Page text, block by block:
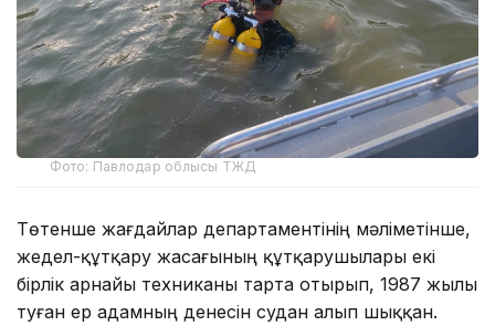
Фото: Павлодар облысы ТЖД
Төтенше жағдайлар департаментінің мәліметінше,
жедел-құтқару жасағының құтқарушылары екі
бірлік арнайы техниканы тарта отырып, 1987 жылы
туған ер адамның денесін судан алып шыққан.